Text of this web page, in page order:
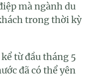
mà ngành du
trong thời kỳ
từ đầu tháng 5
đã có thể yên